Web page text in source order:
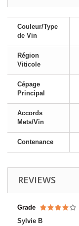
Couleur/Type
de Vin
Région
Viticole
Cépage
Principal
Accords
Mets/Vin
Contenance
REVIEWS
Grade
Sylvie B